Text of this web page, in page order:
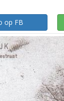
op FB